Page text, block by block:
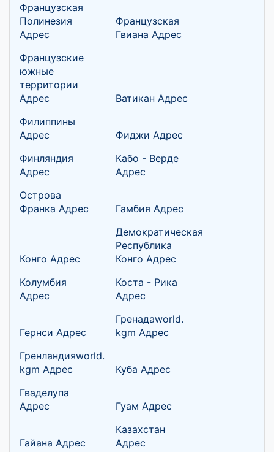
Французская
Полинезия
Адрес
Французская
Гвиана Адрес
Французские
южные
территории
Адрес
Ватикан Адрес
Филиппины
Адрес
Фиджи Адрес
Финляндия
Адрес
Кабо - Верде
Адрес
Острова
Франка Адрес
Гамбия Адрес
Конго Адрес
Демократическая
Республика
Конго Адрес
Колумбия
Адрес
Коста - Рика
Адрес
Гернси Адрес
Гренадаworld.
kgm Адрес
Гренландияworld.
kgm Адрес
Куба Адрес
Гваделупа
Адрес
Гуам Адрес
Гайана Адрес
Казахстан
Адрес